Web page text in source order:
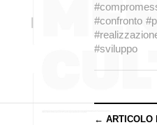
#confronto
#sviluppo
← ARTICOLO